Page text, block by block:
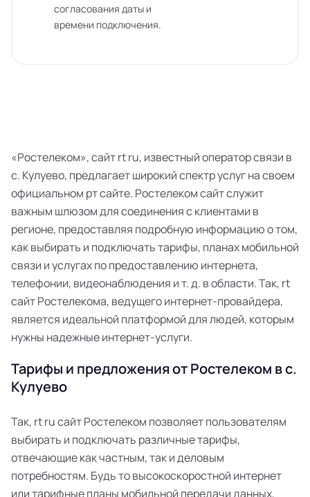
согласования даты и
времени подключения.
«Ростелеком», сайт rt ru, известный оператор связи в
с. Кулуево, предлагает широкий спектр услуг на своем
официальном рт сайте. Ростелеком сайт служит
важным шлюзом для соединения с клиентами в
регионе, предоставляя подробную информацию о том,
как выбирать и подключать тарифы, планах мобильной
связи и услугах по предоставлению интернета,
телефонии, видеонаблюдения и т. д. в области. Так, rt
сайт Ростелекома, ведущего интернет-провайдера,
является идеальной платформой для людей, которым
нужны надежные интернет-услуги.
Тарифы и предложения от Ростелеком в с.
Кулуево
Так, rt ru сайт Ростелеком позволяет пользователям
выбирать и подключать различные тарифы,
отвечающие как частным, так и деловым
потребностям. Будь то высокоскоростной интернет
или тарифные планы мобильной передачи данных,